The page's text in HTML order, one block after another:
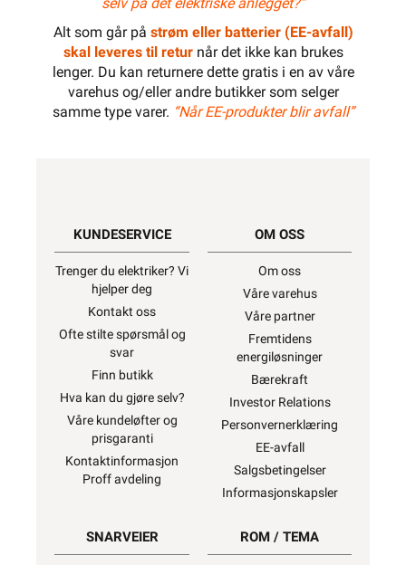
Alt som går på strøm eller batterier (EE-avfall)
skal leveres til returnår det ikke kan brukes
lenger. Du kan returnere dette gratis i en av våre
varehus og/eller andre butikker som selger
samme type varer. “Når EE-produkter blir avfall”
KUNDESERVICE
Trenger du elektriker? Vi
hjelper deg
Kontakt oss
Ofte stilte spørsmål og
svar
Finn butikk
Hva kan du gjøre selv?
Våre kundeløfter og
prisgaranti
Kontaktinformasjon
Proff avdeling
OM OSS
Om oss
Våre varehus
Våre partner
Fremtidens
energiløsninger
Bærekraft
Investor Relations
Personvernerklæring
EE-avfall
Salgsbetingelser
Informasjonskapsler
SNARVEIER ROM / TEMA